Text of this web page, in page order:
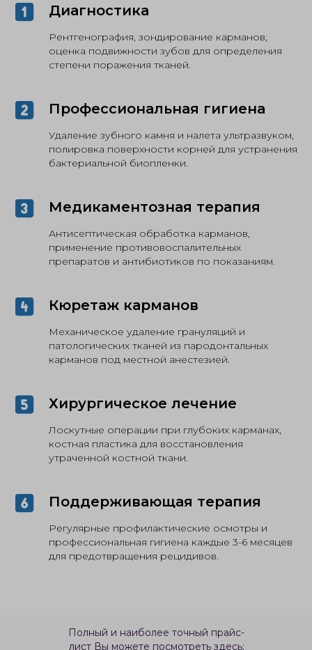
Диагностика
Рентгенография, зондирование карманов,
оценка подвижности зубов для определения
степени поражения тканей.
Профессиональная гигиена
Удаление зубного камня и налета ультразвуком,
полировка поверхности корней для устранения
бактериальной биопленки.
Медикаментозная терапия
Антисептическая обработка карманов,
применение противовоспалительных
препаратов и антибиотиков по показаниям.
Кюретаж карманов
Механическое удаление грануляций и
патологических тканей из пародонтальных
карманов под местной анестезией.
Хирургическое лечение
Лоскутные операции при глубоких карманах,
костная пластика для восстановления
утраченной костной ткани.
Поддерживающая терапия
Регулярные профилактические осмотры и
профессиональная гигиена каждые 3-6 месяцев
для предотвращения рецидивов.
Полный и наиболее точный прайс-
лист Вы можете посмотреть здесь: